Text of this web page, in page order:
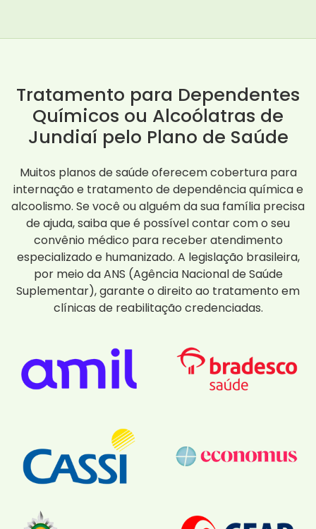
Tratamento para Dependentes
Químicos ou Alcoólatras de
Jundiaí pelo Plano de Saúde
Muitos planos de saúde oferecem cobertura para
internação e tratamento de dependência química e
alcoolismo. Se você ou alguém da sua família precisa
de ajuda, saiba que é possível contar com o seu
convênio médico para receber atendimento
especializado e humanizado. A legislação brasileira,
por meio da ANS (Agência Nacional de Saúde
Suplementar), garante o direito ao tratamento em
clínicas de reabilitação credenciadas.